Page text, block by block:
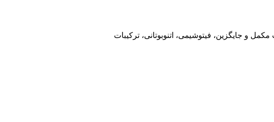
و جایگزین، فیتوشیمی، اتنوبوتانی، ترکیبات